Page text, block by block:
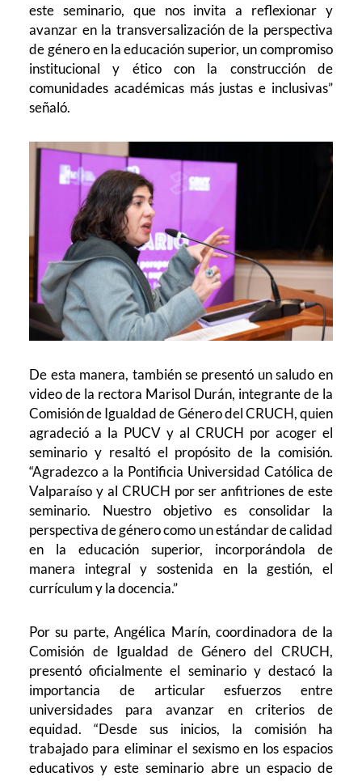
este seminario, que nos invita a reflexionar y
avanzar en la transversalización de la perspectiva
de género en la educación superior, un compromiso
institucional y ético con la construcción de
comunidades académicas más justas e inclusivas”
señaló.
De esta manera, también se presentó un saludo en
video de la rectora Marisol Durán, integrante de la
Comisión de Igualdad de Género del CRUCH, quien
agradeció a la PUCV y al CRUCH por acoger el
seminario y resaltó el propósito de la comisión.
“Agradezco a la Pontificia Universidad Católica de
Valparaíso y al CRUCH por ser anfitriones de este
seminario. Nuestro objetivo es consolidar la
perspectiva de género como un estándar de calidad
en la educación superior, incorporándola de
manera integral y sostenida en la gestión, el
currículum y la docencia.”
Por su parte, Angélica Marín, coordinadora de la
Comisión de Igualdad de Género del CRUCH,
presentó oficialmente el seminario y destacó la
importancia de articular esfuerzos entre
universidades para avanzar en criterios de
equidad. “Desde sus inicios, la comisión ha
trabajado para eliminar el sexismo en los espacios
educativos y este seminario abre un espacio de